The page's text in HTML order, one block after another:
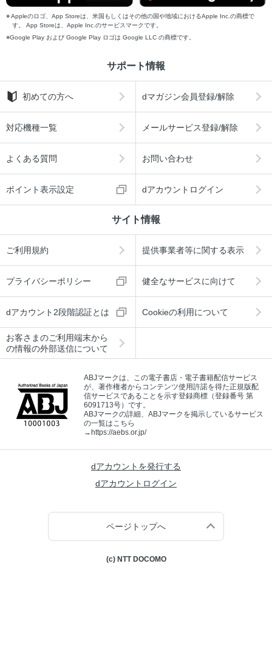
Appleのロゴ、App Storeは、米国もしくはその他の国や地域におけるApple Inc.の商標で
す。 App Storeは、Apple Inc.のサービスマークです。
Google Play および Google Play ロゴは Google LLC の商標です。
サポート情報
初めての方へ dマガジン会員登録/解除
対応機種一覧 メールサービス登録/解除
よくある質問 お問い合わせ
ポイント表示設定 dアカウントログイン
サイト情報
ご利用規約 提供事業者等に関する表示
プライバシーポリシー 健全なサービスに向けて
dアカウント2段階認証とは Cookieの利用について
お客さまのご利用端末から
の情報の外部送信について
ABJマークは、この電子書店・電子書籍配信サービス
が、著作権者からコンテンツ使用許諾を得た正規版配
信サービスであることを示す登録商標（登録番号 第
6091713号）です。
ABJマークの詳細、ABJマークを掲示しているサービス
の一覧はこちら
→https://aebs.or.jp/
dアカウントを発行する
dアカウントログイン
ページトップへ
(c) NTT DOCOMO